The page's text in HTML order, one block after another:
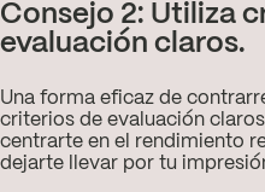
Consejo 2: Utiliza
evaluación claros.
Una forma eficaz de
criterios de evaluación
centrarte en el rendimiento
dejarte llevar por tu